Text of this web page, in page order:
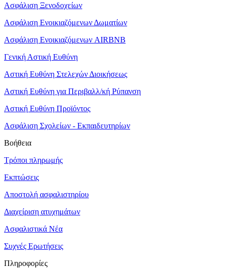
Ασφάλιση Ξενοδοχείων
Ασφάλιση Ενοικιαζόμενων Δωματίων
Ασφάλιση Ενοικιαζόμενων AIRBNB
Γενική Αστική Ευθύνη
Αστική Ευθύνη Στελεχών Διοικήσεως
Αστική Ευθύνη για Περιβαλλ/κή Ρύπανση
Αστική Ευθύνη Προϊόντος
Ασφάλιση Σχολείων - Εκπαιδευτηρίων
Βοήθεια
Τρόποι πληρωμής
Εκπτώσεις
Αποστολή ασφαλιστηρίου
Διαχείριση ατυχημάτων
Ασφαλιστικά Νέα
Συχνές Ερωτήσεις
Πληροφορίες